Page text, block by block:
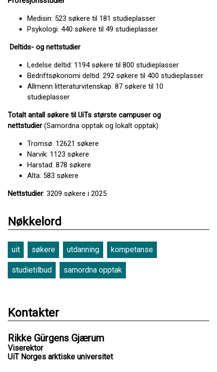
Medisin: 523 søkere til 181 studieplasser
Psykologi: 440 søkere til 49 studieplasser
Deltids- og nettstudier
Ledelse deltid: 1194 søkere til 800 studieplasser
Bedriftsøkonomi deltid: 292 søkere til 400 studieplasser
Allmenn litteraturvitenskap: 87 søkere til 10
studieplasser
Totalt antall søkere til UiTs største campuser og
nettstudier(Samordna opptak og lokalt opptak):
Tromsø: 12621 søkere
Narvik: 1123 søkere
Harstad: 878 søkere
Alta: 583 søkere
Nettstudier: 3209 søkere i 2025
Nøkkelord
uit søkere utdanning kompetanse
studietilbud samordna opptak
Kontakter
Rikke Gürgens Gjærum
Viserektor
UiT Norges arktiske universitet